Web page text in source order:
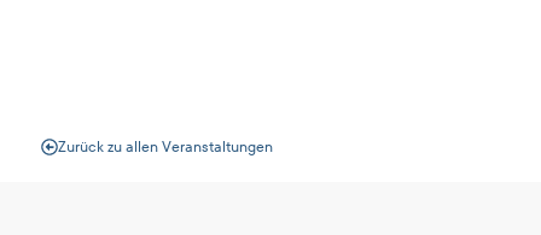
Zurück zu allen Veranstaltungen